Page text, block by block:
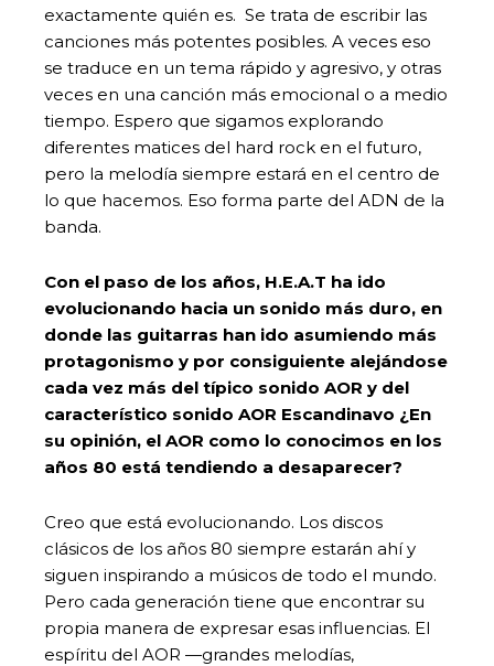
exactamente quién es. Se trata de escribir las
canciones más potentes posibles. A veces eso
se traduce en un tema rápido y agresivo, y otras
veces en una canción más emocional o a medio
tiempo. Espero que sigamos explorando
diferentes matices del hard rock en el futuro,
pero la melodía siempre estará en el centro de
lo que hacemos. Eso forma parte del ADN de la
banda.
Con el paso de los años, H.E.A.T ha ido
evolucionando hacia un sonido más duro, en
donde las guitarras han ido asumiendo más
protagonismo y por consiguiente alejándose
cada vez más del típico sonido AOR y del
característico sonido AOR Escandinavo ¿En
su opinión, el AOR como lo conocimos en los
años 80 está tendiendo a desaparecer?
Creo que está evolucionando. Los discos
clásicos de los años 80 siempre estarán ahí y
siguen inspirando a músicos de todo el mundo.
Pero cada generación tiene que encontrar su
propia manera de expresar esas influencias. El
espíritu del AOR —grandes melodías,